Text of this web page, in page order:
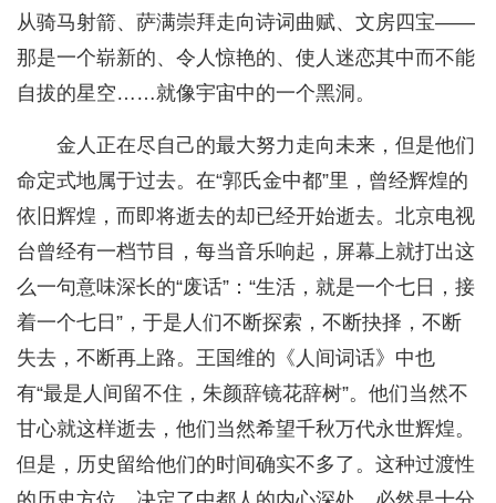
从骑马射箭、萨满崇拜走向诗词曲赋、文房四宝——
那是一个崭新的、令人惊艳的、使人迷恋其中而不能
自拔的星空……就像宇宙中的一个黑洞。
金人正在尽自己的最大努力走向未来，但是他们
命定式地属于过去。在“郭氏金中都”里，曾经辉煌的
依旧辉煌，而即将逝去的却已经开始逝去。北京电视
台曾经有一档节目，每当音乐响起，屏幕上就打出这
么一句意味深长的“废话”：“生活，就是一个七日，接
着一个七日”，于是人们不断探索，不断抉择，不断
失去，不断再上路。王国维的《人间词话》中也
有“最是人间留不住，朱颜辞镜花辞树”。他们当然不
甘心就这样逝去，他们当然希望千秋万代永世辉煌。
但是，历史留给他们的时间确实不多了。这种过渡性